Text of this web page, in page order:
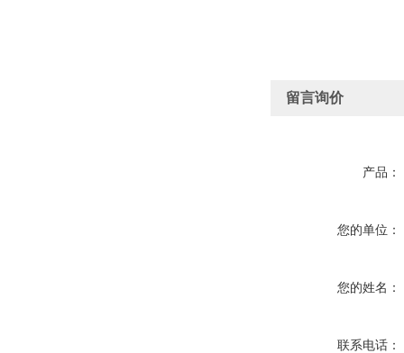
留言询价
产品：
您的单位：
您的姓名：
联系电话：